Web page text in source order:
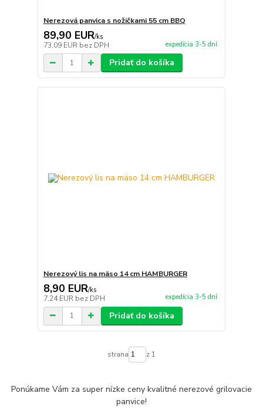
Nerezová panvica s nožičkami 55 cm BBQ
89,90 EUR/ks
73,09 EUR bez DPH expedícia 3-5 dní
Pridať do košíka
Nerezový lis na mäso 14 cm HAMBURGER
8,90 EUR/ks
7,24 EUR bez DPH expedícia 3-5 dní
Pridať do košíka
strana z 1
Ponúkame Vám za super nízke ceny kvalitné nerezové grilovacie
panvice!